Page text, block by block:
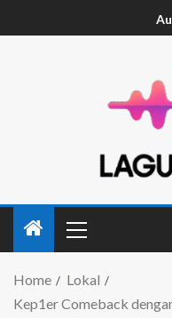
Home
Lokal
Kep1er Comeback